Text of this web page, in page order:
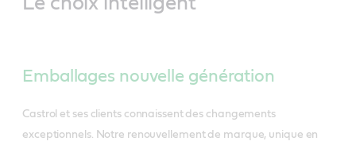
Emballages nouvelle génération
Castrol et ses clients connaissent des changements
exceptionnels. Notre renouvellement de marque, unique en